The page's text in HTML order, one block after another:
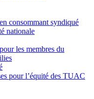
consommant syndiqué
nationale
les membres du
pour l’équité des TUAC